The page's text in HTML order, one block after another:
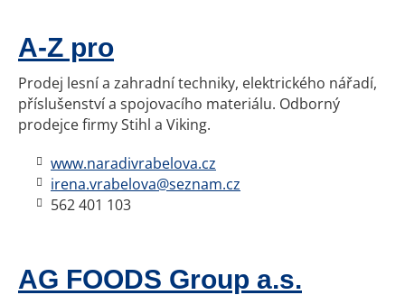
A-Z pro
Prodej lesní a zahradní techniky, elektrického nářadí,
příslušenství a spojovacího materiálu. Odborný
prodejce firmy Stihl a Viking.
www.naradivrabelova.cz
irena.vrabelova@seznam.cz
562 401 103
AG FOODS Group a.s.